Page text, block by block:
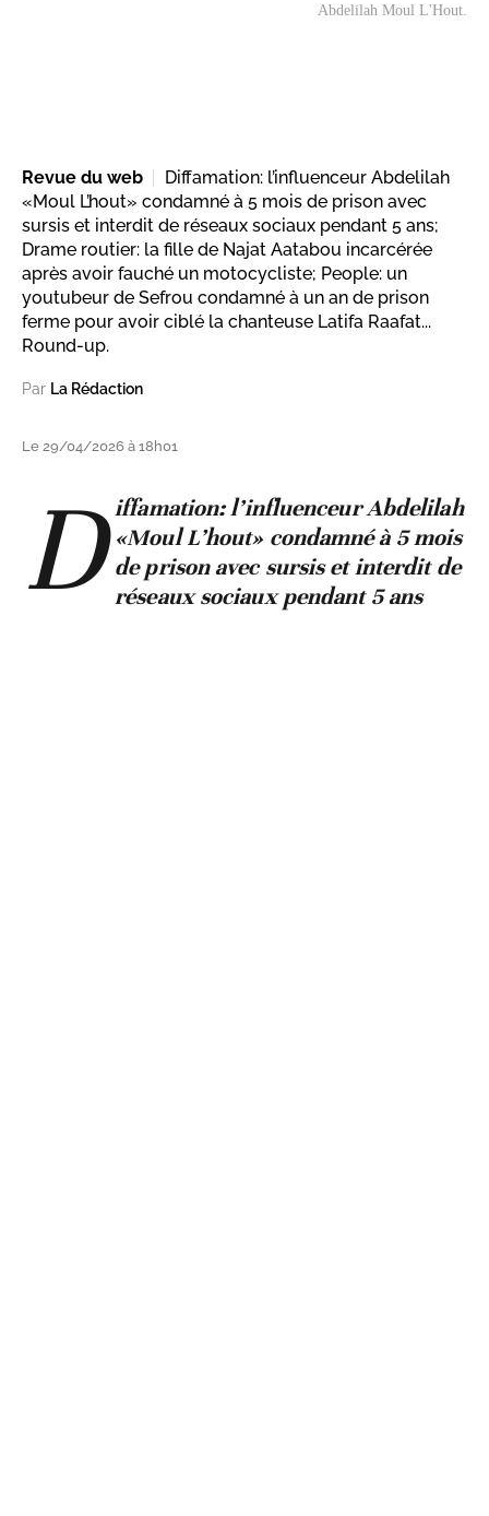
Abdelilah Moul L'Hout.
Revue du web
Diffamation: l’influenceur Abdelilah
«Moul L’hout» condamné à 5 mois de prison avec
sursis et interdit de réseaux sociaux pendant 5 ans;
Drame routier: la fille de Najat Aatabou incarcérée
après avoir fauché un motocycliste; People: un
youtubeur de Sefrou condamné à un an de prison
ferme pour avoir ciblé la chanteuse Latifa Raafat...
Round-up.
Par La Rédaction
Le 29/04/2026 à 18h01
D iffamation: l’influenceur Abdelilah
«Moul L’hout» condamné à 5 mois
de prison avec sursis et interdit de
réseaux sociaux pendant 5 ans